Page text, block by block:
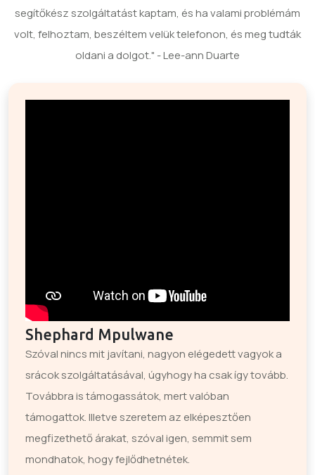
segítőkész szolgáltatást kaptam, és ha valami problémám
volt, felhoztam, beszéltem velük telefonon, és meg tudták
oldani a dolgot." - Lee-ann Duarte
Shephard Mpulwane
Szóval nincs mit javítani, nagyon elégedett vagyok a
srácok szolgáltatásával, úgyhogy ha csak így tovább.
Továbbra is támogassátok, mert valóban
támogattok. Illetve szeretem az elképesztően
megfizethető árakat, szóval igen, semmit sem
mondhatok, hogy fejlődhetnétek.